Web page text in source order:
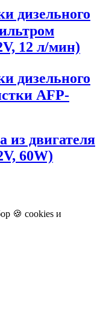
дизельного
12 л/мин)
дизельного
AFP-
из двигателя
60W)
🍪 cookies и